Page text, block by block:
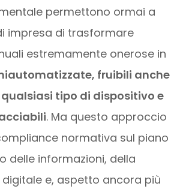
permettono ormai a
impresa di trasformare
estremamente onerose in
fruibili anche
tipo di dispositivo e
. Ma questo approccio
normativa sul piano
delle informazioni, della
e, aspetto ancora più